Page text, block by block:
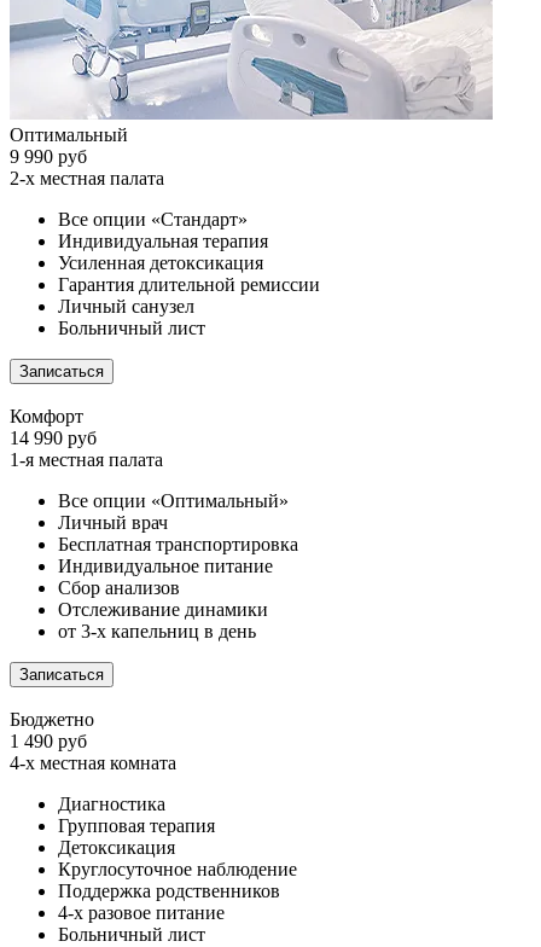
Оптимальный
9 990 руб
2-х местная палата
Все опции «Стандарт»
Индивидуальная терапия
Усиленная детоксикация
Гарантия длительной ремиссии
Личный санузел
Больничный лист
Записаться
Комфорт
14 990 руб
1-я местная палата
Все опции «Оптимальный»
Личный врач
Бесплатная транспортировка
Индивидуальное питание
Сбор анализов
Отслеживание динамики
от 3-х капельниц в день
Записаться
Бюджетно
1 490 руб
4-х местная комната
Диагностика
Групповая терапия
Детоксикация
Круглосуточное наблюдение
Поддержка родственников
4-х разовое питание
Больничный лист